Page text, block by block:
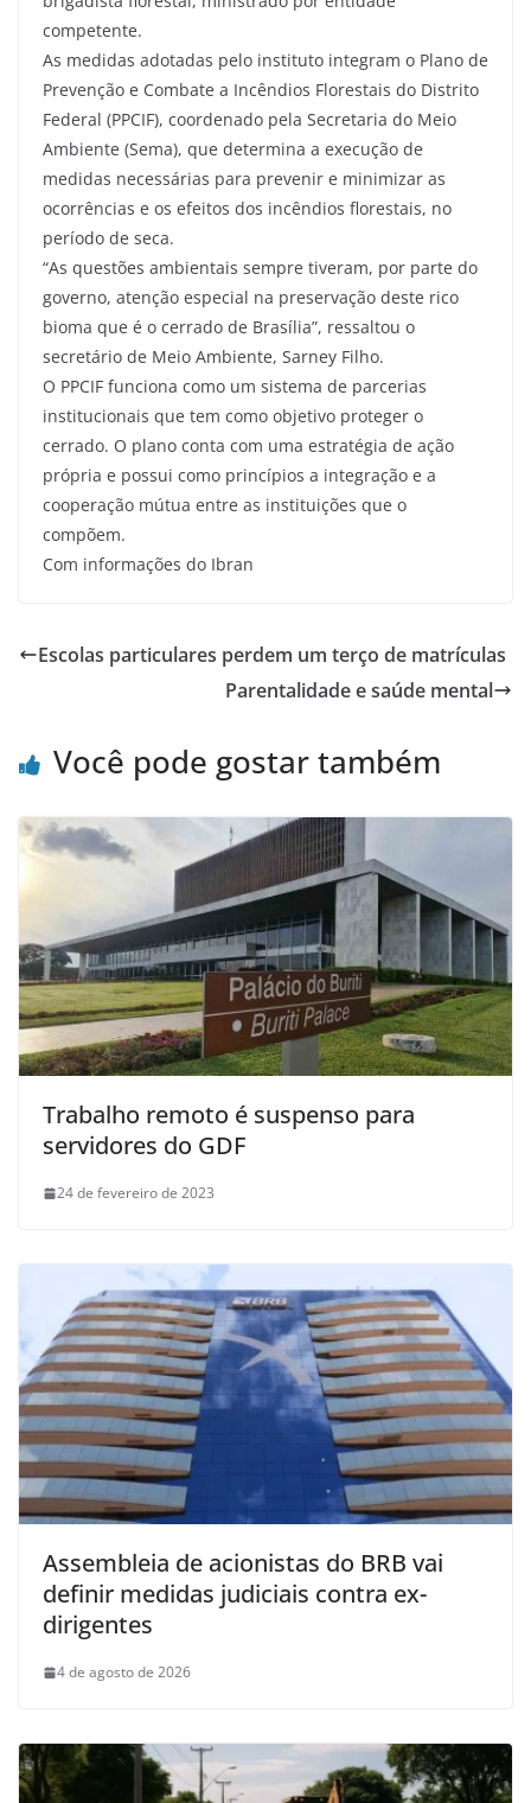
competente.
As medidas adotadas pelo instituto integram o Plano de
Prevenção e Combate a Incêndios Florestais do Distrito
Federal (PPCIF), coordenado pela Secretaria do Meio
Ambiente (Sema), que determina a execução de
medidas necessárias para prevenir e minimizar as
ocorrências e os efeitos dos incêndios florestais, no
período de seca.
“As questões ambientais sempre tiveram, por parte do
governo, atenção especial na preservação deste rico
bioma que é o cerrado de Brasília”, ressaltou o
secretário de Meio Ambiente, Sarney Filho.
O PPCIF funciona como um sistema de parcerias
institucionais que tem como objetivo proteger o
cerrado. O plano conta com uma estratégia de ação
própria e possui como princípios a integração e a
cooperação mútua entre as instituições que o
compõem.
Com informações do Ibran
Escolas particulares perdem um terço de matrículas
Parentalidade e saúde mental
Você pode gostar também
Trabalho remoto é suspenso para
servidores do GDF
24 de fevereiro de 2023
Assembleia de acionistas do BRB vai
definir medidas judiciais contra ex-
dirigentes
4 de agosto de 2026